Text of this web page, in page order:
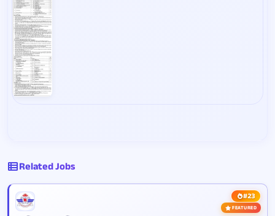
Related Jobs
#23
FEATURED